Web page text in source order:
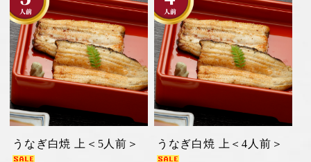
うなぎ白焼 上＜5人前＞ うなぎ白焼 上＜4人前＞